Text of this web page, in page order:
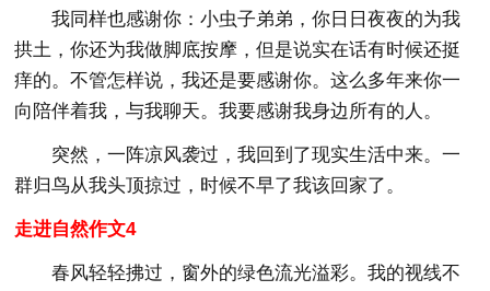
我同样也感谢你：小虫子弟弟，你日日夜夜的为我
拱土，你还为我做脚底按摩，但是说实在话有时候还挺
痒的。不管怎样说，我还是要感谢你。这么多年来你一
向陪伴着我，与我聊天。我要感谢我身边所有的人。
突然，一阵凉风袭过，我回到了现实生活中来。一
群归鸟从我头顶掠过，时候不早了我该回家了。
走进自然作文4
春风轻轻拂过，窗外的绿色流光溢彩。我的视线不